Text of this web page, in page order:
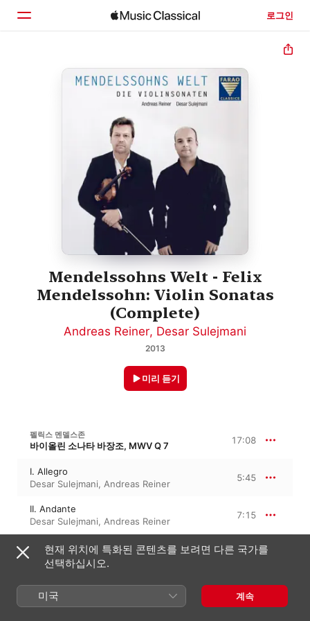
로그인
Mendelssohns Welt - Felix
Mendelssohn: Violin Sonatas
(Complete)
Andreas Reiner, Desar Sulejmani
2013
미리 듣기
펠릭스 멘델스존
바이올린 소나타 바장조, MWV Q 7 17:08
I. Allegro
Desar Sulejmani, Andreas Reiner
5:45
II. Andante
Desar Sulejmani, Andreas Reiner
7:15
III. Presto
Andreas Reiner ,Desar Sulejmani
4:07
펠릭스 멘델스존
바이올린 소나타 바단조, Op. 4 21:10
현재 위치에 특화된 콘텐츠를 보려면 다른 국가를
선택하십시오.
미국 계속